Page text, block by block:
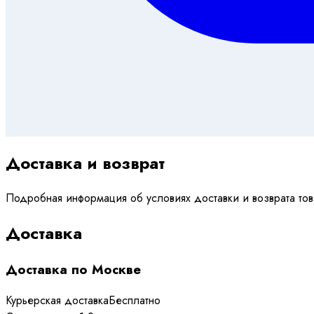
Доставка и возврат
Подробная информация об условиях доставки и возврата
Доставка
Доставка по Москве
Курьерская доставкаБесплатно